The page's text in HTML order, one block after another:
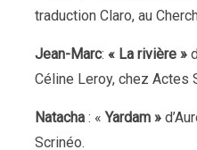
traduction Claro, au
Jean-Marc: « La rivière »
Céline Leroy, chez Actes
Natacha : «Yardam »
Scrinéo.